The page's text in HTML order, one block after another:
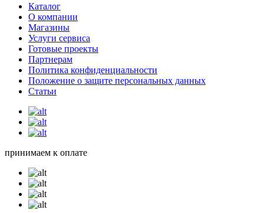
Каталог
О компании
Магазины
Услуги сервиса
Готовые проекты
Партнерам
Политика конфиденциальности
Положение о защите персональных данных
Статьи
принимаем к оплате